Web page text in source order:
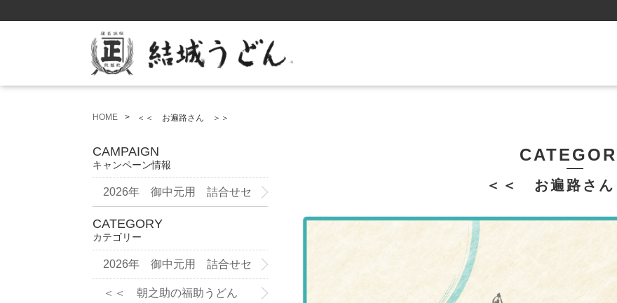
HOME ＜＜ お遍路さん ＞＞
＜＜ お遍路さ
CAMPAIGN
キャンペーン情報
2026年 御中元用 詰合せセ
ット
CATEGORY
カテゴリー
2026年 御中元用 詰合せセ
ット
＜＜ 朝之助の福助うどん